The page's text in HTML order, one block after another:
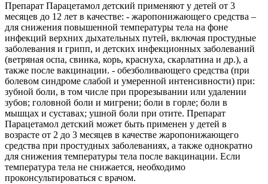
Препарат Парацетамол детский применяют у детей от 3
месяцев до 12 лет в качестве: - жаропонижающего средства –
для снижения повышенной температуры тела на фоне
инфекций верхних дыхательных путей, включая простудные
заболевания и грипп, и детских инфекционных заболеваний
(ветряная оспа, свинка, корь, краснуха, скарлатина и др.), а
также после вакцинации. - обезболивающего средства (при
болевом синдроме слабой и умеренной интенсивности) при:
зубной боли, в том числе при прорезывании или удалении
зубов; головной боли и мигрени; боли в горле; боли в
мышцах и суставах; ушной боли при отите. Препарат
Парацетамол детский может быть применен у детей в
возрасте от 2 до 3 месяцев в качестве жаропонижающего
средства при простудных заболеваниях, а также однократно
для снижения температуры тела после вакцинации. Если
температура тела не снижается, необходимо
проконсультироваться с врачом.